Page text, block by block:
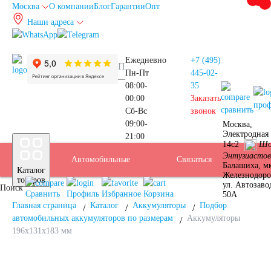
Москва О компанииБлогГарантииОпт
Наши адреса
Ежедневно
Пн-Пт
08:00-
00:00
Сб-Вс
09:00-
21:00
+7 (495)
445-02-
35
Заказать
звонок сравнить
Каталог
товаров
Автомобильные
аккумуляторы
Подбор
АКБ
Услуги
Бренды
Доставка
Оплата
Б/У
АКБ
Контакты
Связаться Москва
Москва,
14с2
Энтузиастов
Балашиха,
ул.
50А
Поиск
Сравнить Профиль Избранное Корзина
Главная страница
Каталог Аккумуляторы
Подбор
автомобильных аккумуляторов по размерам
Аккумуляторы
196x131x183 мм